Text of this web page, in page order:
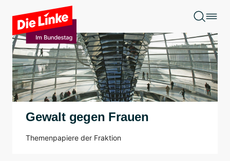
Zum Hauptinhalt springen
Gewalt gegen Frauen
Themenpapiere der Fraktion